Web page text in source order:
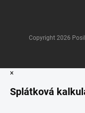
Copyright 2026
×
Splátková